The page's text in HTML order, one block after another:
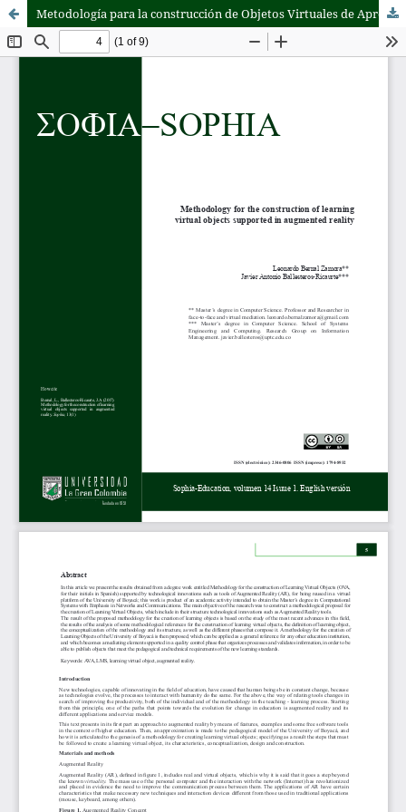
Metodología para la construcción de Objetos Virtuales de Aprendizaje, apoyada en Realidad Aumentada